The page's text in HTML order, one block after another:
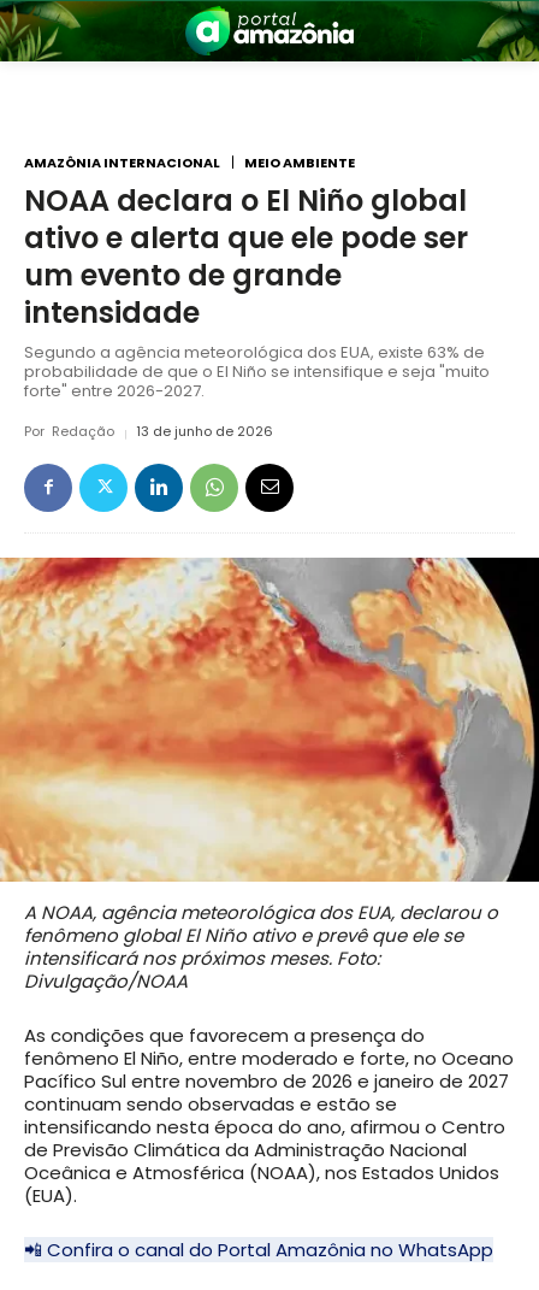
AMAZÔNIA INTERNACIONAL MEIO AMBIENTE
NOAA declara o El Niño global
ativo e alerta que ele pode ser
um evento de grande
intensidade
Segundo a agência meteorológica dos EUA, existe 63% de
probabilidade de que o El Niño se intensifique e seja "muito
forte" entre 2026-2027.
Por Redação 13 de junho de 2026
A NOAA, agência meteorológica dos EUA, declarou o
fenômeno global El Niño ativo e prevê que ele se
intensificará nos próximos meses. Foto:
Divulgação/NOAA
As condições que favorecem a presença do
fenômeno El Niño, entre moderado e forte, no Oceano
Pacífico Sul entre novembro de 2026 e janeiro de 2027
continuam sendo observadas e estão se
intensificando nesta época do ano, afirmou o Centro
de Previsão Climática da Administração Nacional
Oceânica e Atmosférica (NOAA), nos Estados Unidos
(EUA).
📲 Confira o canal do Portal Amazônia no WhatsApp